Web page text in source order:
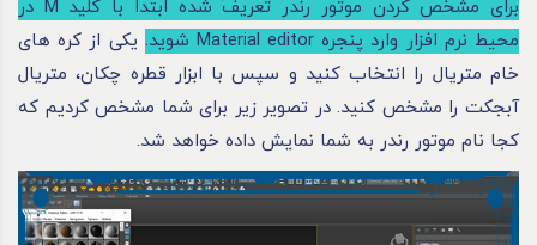
برای مشخص‌ کردن موتور رندر تعریف‌ شده ابتدا با کلید M در
محیط نرم‌ افزار وارد پنجره Material editor شوید.
یکی از کره‌ های
خام متریال را انتخاب کنید و سپس با ابزار قطره‌ چکان، متریال
آبجکت را مشخص کنید. در تصویر زیر برای شما مشخص کردیم که
کجا نام موتور رندر به شما نمایش داده خواهد شد.